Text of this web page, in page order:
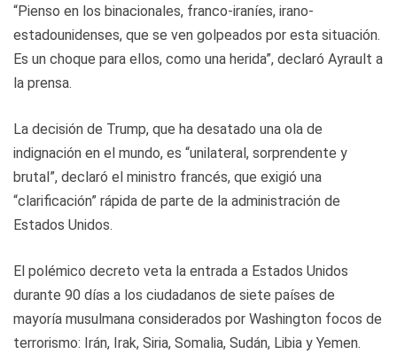
“Pienso en los binacionales, franco-iraníes, irano-
estadounidenses, que se ven golpeados por esta situación.
Es un choque para ellos, como una herida”, declaró Ayrault a
la prensa.
La decisión de Trump, que ha desatado una ola de
indignación en el mundo, es “unilateral, sorprendente y
brutal”, declaró el ministro francés, que exigió una
“clarificación” rápida de parte de la administración de
Estados Unidos.
El polémico decreto veta la entrada a Estados Unidos
durante 90 días a los ciudadanos de siete países de
mayoría musulmana considerados por Washington focos de
terrorismo: Irán, Irak, Siria, Somalia, Sudán, Libia y Yemen.